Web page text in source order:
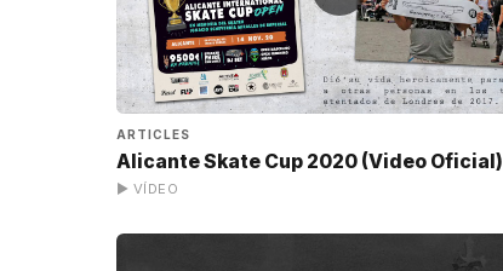
ARTICLES
Alicante Skate Cup 2020 (Video Oficial)
▶ VÍDEO